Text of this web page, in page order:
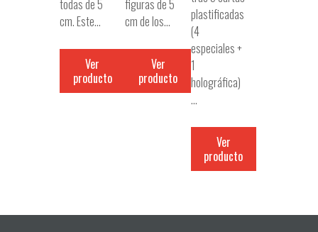
todas de 5
cm. Este…
Ver
producto
figuras de 5
cm de los…
Ver
producto
plastificadas
(4
especiales +
1
holográfica)
…
Ver
producto